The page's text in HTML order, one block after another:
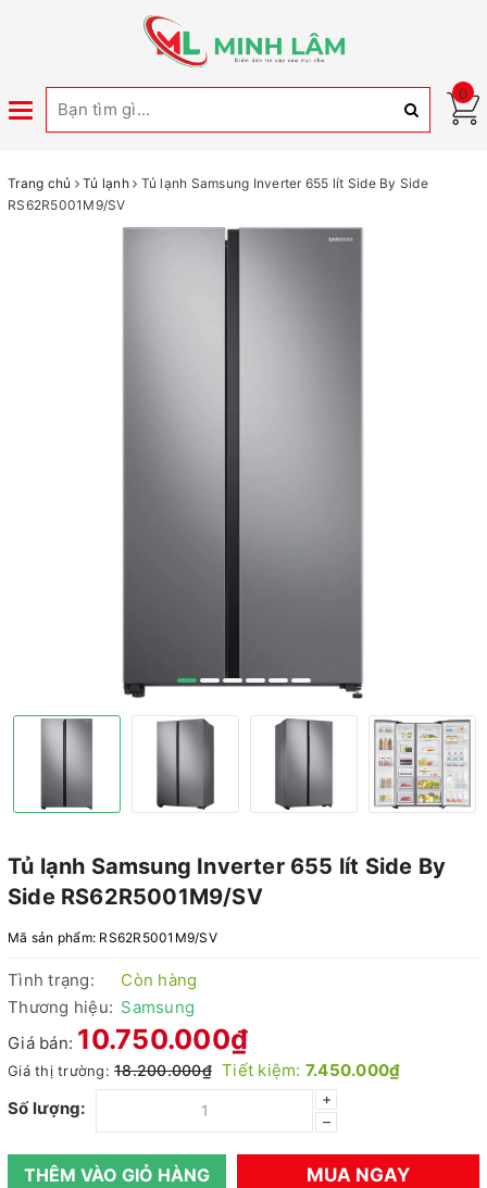
Toggle
0
Trang chủ Tủ lạnh
Tủ lạnh Samsung Inverter 655 lít Side By Side
RS62R5001M9/SV
Tủ lạnh Samsung Inverter 655 lít Side By
Side RS62R5001M9/SV
Mã sản phẩm: RS62R5001M9/SV
Tình trạng:
Còn hàng
Thương hiệu: Samsung
Giá bán: 10.750.000₫
Giá thị trường: 18.200.000₫ Tiết kiệm: 7.450.000₫
Số lượng:
+
–
THÊM VÀO GIỎ HÀNG MUA NGAY